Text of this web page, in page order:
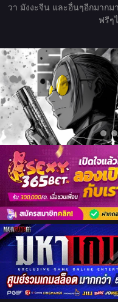
วา มังงะจีน และอื่นๆอีกมากม
ฟรีๆ